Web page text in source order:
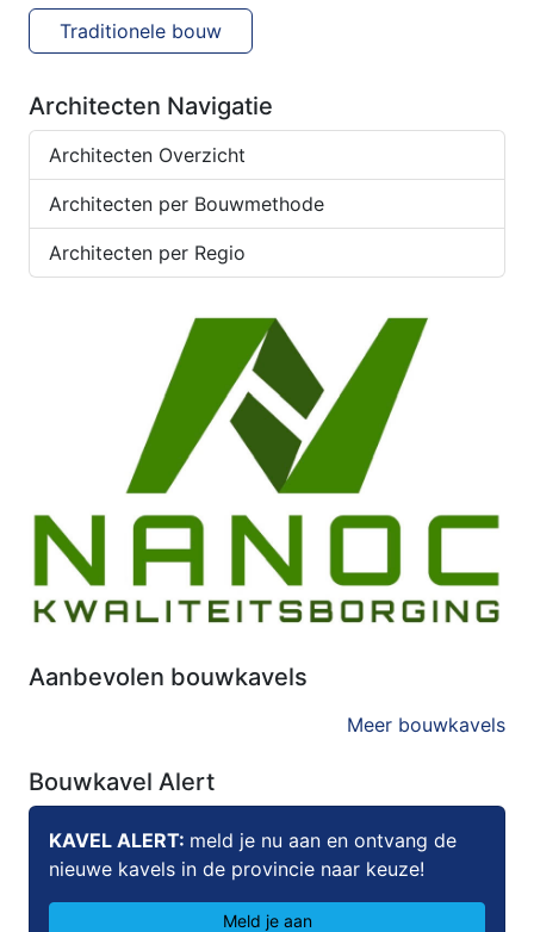
Traditionele bouw
Architecten Navigatie
Architecten Overzicht
Architecten per Bouwmethode
Architecten per Regio
Aanbevolen bouwkavels
Meer bouwkavels
Bouwkavel Alert
KAVEL ALERT: meld je nu aan en ontvang de
nieuwe kavels in de provincie naar keuze!
Meld je aan